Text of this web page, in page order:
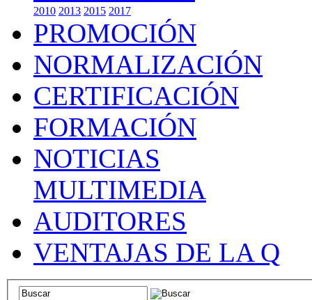
2010 2013 2015 2017
PROMOCIÓN
NORMALIZACIÓN
CERTIFICACIÓN
FORMACIÓN
NOTICIAS
MULTIMEDIA
AUDITORES
VENTAJAS DE LA Q